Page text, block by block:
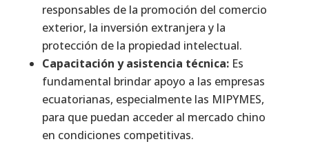
responsables de la promoción del comercio
exterior, la inversión extranjera y la
protección de la propiedad intelectual.
Capacitación y asistencia técnica:Es
fundamental brindar apoyo a las empresas
ecuatorianas, especialmente las MIPYMES,
para que puedan acceder al mercado chino
en condiciones competitivas.